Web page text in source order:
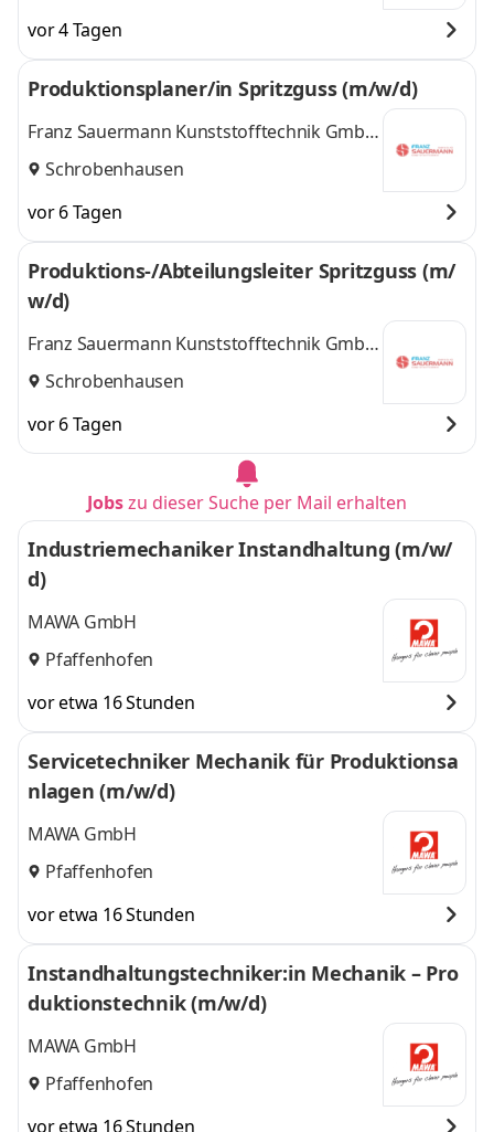
vor 4 Tagen
Produktionsplaner/in Spritzguss (m/w/d)
Franz Sauermann Kunststofftechnik GmbH
& Co. KG
Schrobenhausen
vor 6 Tagen
Produktions-/Abteilungsleiter Spritzguss (m/
w/d)
Franz Sauermann Kunststofftechnik GmbH
& Co. KG
Schrobenhausen
vor 6 Tagen
Jobszu dieser Suche per Mail erhalten
Industriemechaniker Instandhaltung (m/w/
d)
MAWA GmbH
Pfaffenhofen
vor etwa 16 Stunden
Servicetechniker Mechanik für Produktionsa
nlagen (m/w/d)
MAWA GmbH
Pfaffenhofen
vor etwa 16 Stunden
Instandhaltungstechniker:in Mechanik – Pro
duktionstechnik (m/w/d)
MAWA GmbH
Pfaffenhofen
vor etwa 16 Stunden